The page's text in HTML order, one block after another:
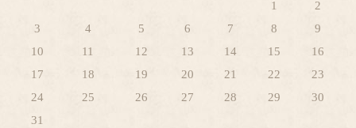
1
2
3
4 5 6 7 8
9
10
11 12 13 14 15
16
17
18 19 20 21 22
23
24
25 26 27 28 29
30
31